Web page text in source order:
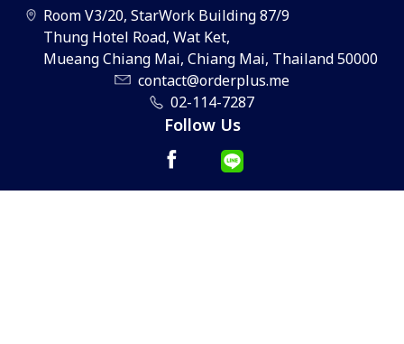
Room V3/20, StarWork Building 87/9
Thung Hotel Road, Wat Ket,
Mueang Chiang Mai, Chiang Mai, Thailand 50000
contact@orderplus.me
02-114-7287
Follow Us